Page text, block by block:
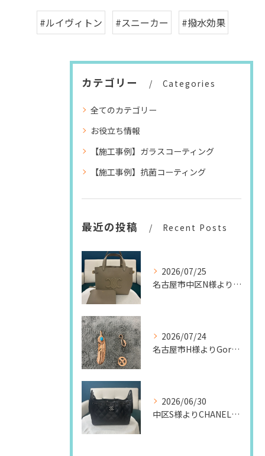
#ルイヴィトン #スニーカー #撥水効果
カテゴリー Categories
全てのカテゴリー
お役立ち情報
【施工事例】ガラスコーティング
【施工事例】抗菌コーティング
最近の投稿 Recent Posts
2026/07/25
名古屋市中区N様よりセリーヌのバッグをコーティングG超撥水コーティング『ハスノハコート』施工させて戴きました。｜コーティングG伏見本店
2026/07/24
名古屋市H様よりGoro‘ｓ（ゴローズ）アクセサリーをコーティングＧガラスコーティング施工させて戴きました。｜コーティングＧ伏見本店
2026/06/30
中区S様よりCHANELのバッグをコーティングG超撥水『ハスノハコート』施工させて戴きました。｜コーティングＧ伏見本店